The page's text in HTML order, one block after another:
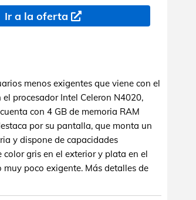
Ir a la oferta
menos exigentes que viene con el
procesador Intel Celeron N4020,
con 4 GB de memoria RAM
por su pantalla, que monta un
y dispone de capacidades
gris en el exterior y plata en el
poco exigente. Más detalles de